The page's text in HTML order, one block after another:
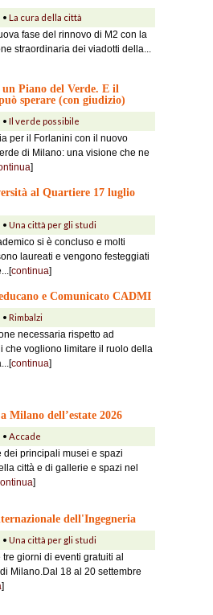
La cura della città
fase del rinnovo di M2 con la
straordinaria dei viadotti della...
Piano del Verde. E il
sperare (con giudizio)
Il verde possibile
per il Forlanini con il nuovo
di Milano: una visione che ne
]
al Quartiere 17 luglio
Una città per gli studi
si è concluso e molti
laureati e vengono festeggiati
continua]
e Comunicato CADMI
Rimbalzi
necessaria rispetto ad
che vogliono limitare il ruolo della
continua]
Milano dell’estate 2026
Accade
dei principali musei e spazi
città e di gallerie e spazi nel
]
dell'Ingegneria
Una città per gli studi
tre giorni di eventi gratuiti al
Milano.Dal 18 al 20 settembre
]